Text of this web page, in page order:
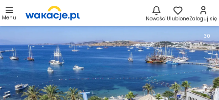
Menu NowościUlubioneZaloguj się
30